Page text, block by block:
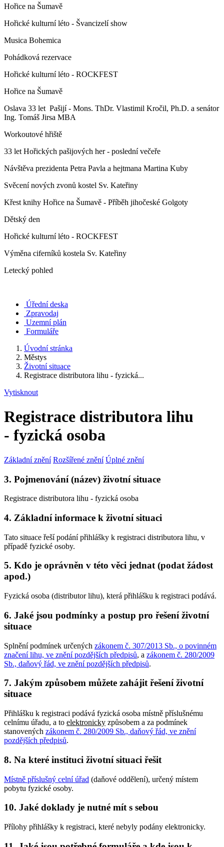
Hořice na Šumavě
Hořické kulturní léto - Švancizelí show
Musica Bohemica
Pohádková rezervace
Hořické kulturní léto - ROCKFEST
Hořice na Šumavě
Oslava 33 let Pašijí - Mons. ThDr. Vlastimil Kročil, Ph.D. a senátor
Ing. Tomáš Jirsa MBA
Workoutové hřiště
33 let Hořických pašijových her - poslední večeře
Návštěva prezidenta Petra Pavla a hejtmana Martina Kuby
Svěcení nových zvonů kostel Sv. Kateřiny
Křest knihy Hořice na Šumavě - Příběh jihočeské Golgoty
Dětský den
Hořické kulturní léto - ROCKFEST
Výměna ciferníků kostela Sv. Kateřiny
Letecký pohled
Úřední deska
Zpravodaj
Uzemní plán
Formuláře
Úvodní stránka
Městys
Životní situace
Registrace distributora lihu - fyzická...
Vytisknout
Registrace distributora lihu
- fyzická osoba
Základní znění Rozšířené znění Úplné znění
3. Pojmenování (název) životní situace
Registrace distributora lihu - fyzická osoba
4. Základní informace k životní situaci
Tato situace řeší podání přihlášky k registraci distributora lihu, v
případě fyzické osoby.
5. Kdo je oprávněn v této věci jednat (podat žádost
apod.)
Fyzická osoba (distributor lihu), která přihlášku k registraci podává.
6. Jaké jsou podmínky a postup pro řešení životní
situace
Splnění podmínek určených zákonem č. 307/2013 Sb., o povinném
značení lihu, ve znění pozdějších předpisů, a zákonem č. 280/2009
Sb., daňový řád, ve znění pozdějších předpisů.
7. Jakým způsobem můžete zahájit řešení životní
situace
Přihlášku k registraci podává fyzická osoba místně příslušnému
celnímu úřadu, a to elektronicky způsobem a za podmínek
stanovených zákonem č. 280/2009 Sb., daňový řád, ve znění
pozdějších předpisů.
8. Na které instituci životní situaci řešit
Místně příslušný celní úřad (daňové oddělení), určený místem
pobytu fyzické osoby.
10. Jaké doklady je nutné mít s sebou
Přílohy přihlášky k registraci, které nebyly podány elektronicky.